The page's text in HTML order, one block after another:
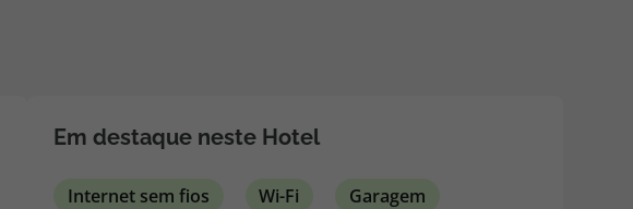
Em destaque neste Hotel
Internet sem fios Wi-Fi Garagem